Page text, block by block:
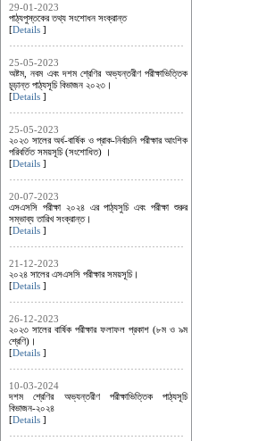
29-01-2023
পাঠ্যপুস্তকের তথ্য সংশোধন সংক্রান্ত
[Details ]
25-05-2023
অষ্টম, নবম এবং দশম শ্রেণির অভ্যন্তরীণ পরীক্ষাভিত্তিক
চূড়ান্ত পাঠ্যসূচি বিভাজন ২০২৩।
[Details ]
25-05-2023
২০২৩ সালের অর্ধ-বার্ষিক ও প্রাক-নির্বাচনি পরীক্ষার আংশিক
পরিবর্তিত সময়সূচি (সংশোধিত) ।
[Details ]
20-07-2023
এসএসসি পরীক্ষা ২০২৪ এর পাঠ্যসুচি এবং পরীক্ষা শুরুর
সম্ভাব্য তারিখ সংক্রান্ত।
[Details ]
21-12-2023
২০২৪ সালের এসএসসি পরীক্ষার সময়সূচি।
[Details ]
26-12-2023
২০২৩ সালের বার্ষিক পরীক্ষার ফলাফল প্রকাশ (৮ম ও ৯ম
শ্রেণি)।
[Details ]
10-03-2024
দশম শ্রেণির অভ্যন্তরীণ পরীক্ষাভিত্তিক পাঠ্যসূচি
বিভাজন-২০২৪
[Details ]